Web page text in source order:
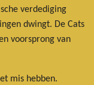
verdediging
dwingt. De Cats
voorsprong van
mis hebben.